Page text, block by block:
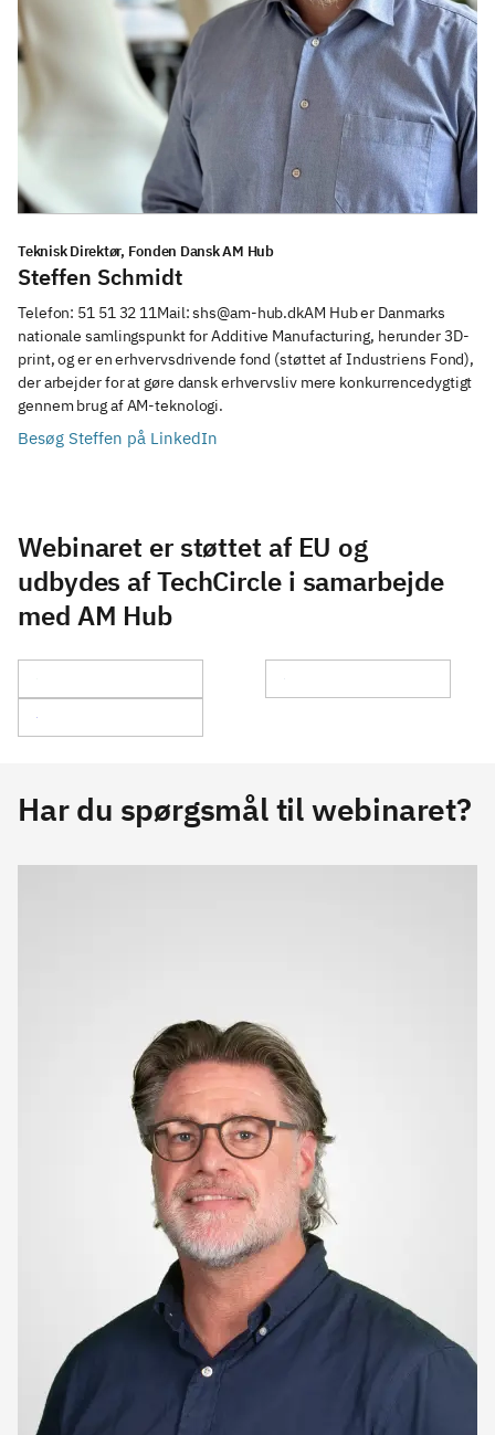
Teknisk Direktør, Fonden Dansk AM Hub
Steffen Schmidt
Telefon: 51 51 32 11Mail: shs@am-hub.dkAM Hub er Danmarks
nationale samlingspunkt for Additive Manufacturing, herunder 3D-
print, og er en erhvervsdrivende fond (støttet af Industriens Fond),
der arbejder for at gøre dansk erhvervsliv mere konkurrencedygtigt
gennem brug af AM-teknologi.
Besøg Steffen på LinkedIn
Webinaret er støttet af EU og
udbydes af TechCircle i samarbejde
med AM Hub
Har du spørgsmål til webinaret?